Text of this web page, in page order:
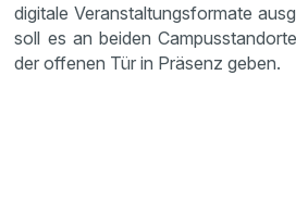
digitale Veranstaltungsformate
soll es an beiden
der offenen Tür in Präsenz geben.